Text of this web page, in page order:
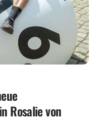
Rosalie von